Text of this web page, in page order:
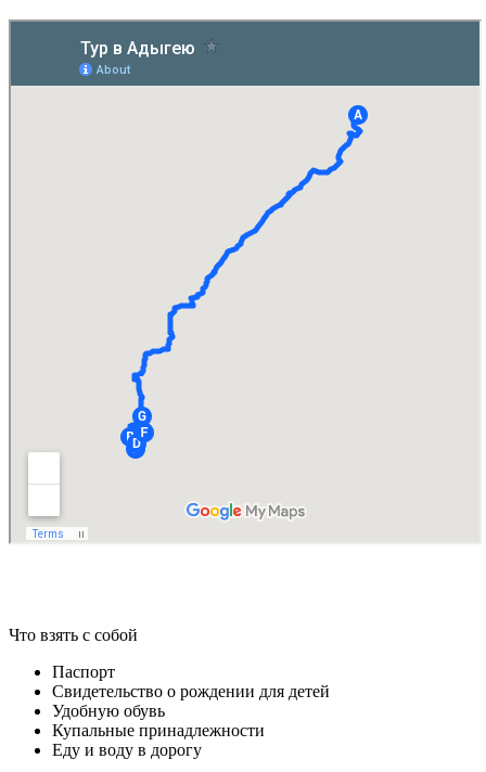
Что взять с собой
Паспорт
Свидетельство о рождении для детей
Удобную обувь
Купальные принадлежности
Еду и воду в дорогу